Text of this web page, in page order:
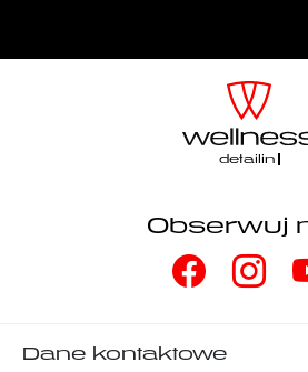
detailing
Obserwuj
Dane kontaktowe